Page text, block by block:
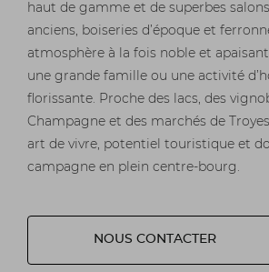
haut de gamme et de superbes
anciens, boiseries d’époque et
atmosphère à la fois noble et
une grande famille ou une activité
florissante. Proche des lacs, des
Champagne et des marchés de
art de vivre, potentiel touristique et
campagne en plein centre-bourg.
NOUS CONTACTER